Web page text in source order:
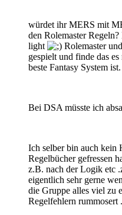
würdet ihr MERS mit
den Rolemaster
light
Rolemaster
gespielt und finde das
beste Fantasy System ist.
Bei DSA müsste ich
Ich selber bin auch kein
Regelbücher gefressen
z.B. nach der Logik etc
eigentlich sehr gerne
die Gruppe alles viel zu
Regelfehlern rummosert